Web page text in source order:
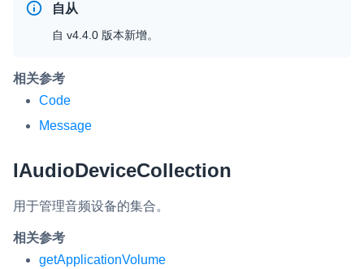
拓展 SDK 能力，打造更具个性化的音视频互动效果
使用录制、推流、拉流等服务丰富互动体验
云端录制
输入在线媒体流
与 RTC 客户端 SDK 互通，实现收发流
PPT 转码服务
快速高效的文档转换解决方案
自从
自 v4.4.0 版本新增。
相关参考
Code
Message
IAudioDeviceCollection
用于管理音频设备的集合。
相关参考
getApplicationVolume